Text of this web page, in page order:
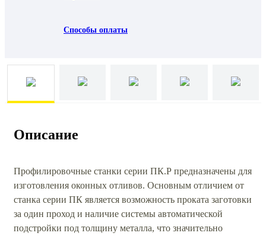
Способы оплаты
Описание
Профилировочные станки серии ПК.Р предназначены для
изготовления оконных отливов. Основным отличием от
станка серии ПК является возможность проката заготовки
за один проход и наличие системы автоматической
подстройки под толщину металла, что значительно